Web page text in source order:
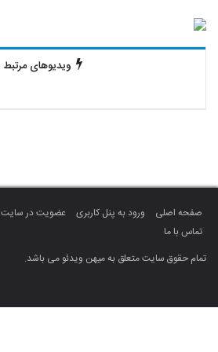
ویدیوهای مرتبط
صفحه اصلی ورود به پنل کاربری عضویت در سایت
تماس با ما
تمام حقوق سایت متعلق به میهن ویدئو می باشد.